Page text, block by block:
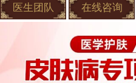
医生团队 在线咨询